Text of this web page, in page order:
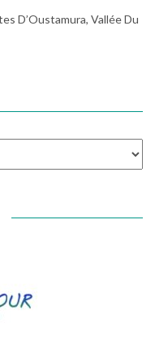
D’Oustamura, Vallée Du